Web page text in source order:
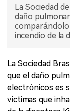
La Sociedad
daño
comparándolo
incendio de la
La Sociedad
que el daño
electrónicos es
víctimas que